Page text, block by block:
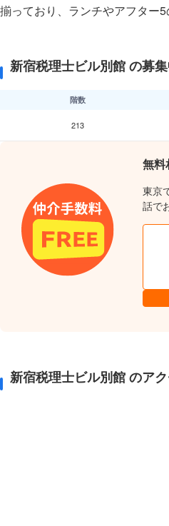
揃っており、ランチやアフター
新宿税理士ビル別館 の募
階数
213
無料
東京
話で
新宿税理士ビル別館 のア